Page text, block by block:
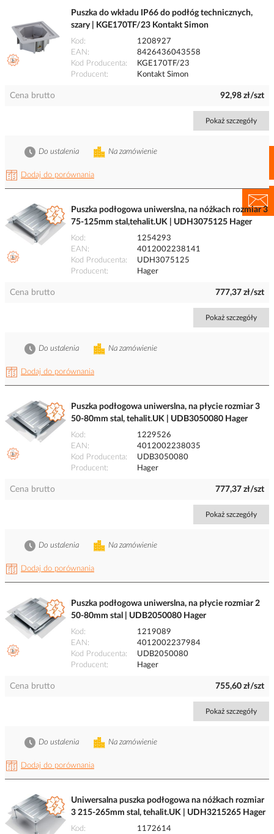
Puszka do wkładu IP66 do podłóg technicznych,
szary | KGE170TF/23 Kontakt Simon
Kod
1208927
EAN
8426436043558
Kod Producenta
KGE170TF/23
Producent
Kontakt Simon
Cena brutto 92,98 zł/szt
Pokaż szczegóły
Dodaj do porównania
Na zamówienie
Do ustalenia
Puszka podłogowa uniwerslna, na nóżkach rozmiar 3
75-125mm stal,tehalit.UK | UDH3075125 Hager
Kod
1254293
EAN
4012002238141
Kod Producenta
UDH3075125
Producent
Hager
Cena brutto 777,37 zł/szt
Pokaż szczegóły
Dodaj do porównania
Na zamówienie
Do ustalenia
Puszka podłogowa uniwerslna, na płycie rozmiar 3
50-80mm stal, tehalit.UK | UDB3050080 Hager
Kod
1229526
EAN
4012002238035
Kod Producenta
UDB3050080
Producent
Hager
Cena brutto 777,37 zł/szt
Pokaż szczegóły
Dodaj do porównania
Na zamówienie
Do ustalenia
Puszka podłogowa uniwerslna, na płycie rozmiar 2
50-80mm stal | UDB2050080 Hager
Kod
1219089
EAN
4012002237984
Kod Producenta
UDB2050080
Producent
Hager
Cena brutto 755,60 zł/szt
Pokaż szczegóły
Dodaj do porównania
Na zamówienie
Do ustalenia
Uniwersalna puszka podłogowa na nóżkach rozmiar
3 215-265mm stal, tehalit.UK | UDH3215265 Hager
Kod 1172614